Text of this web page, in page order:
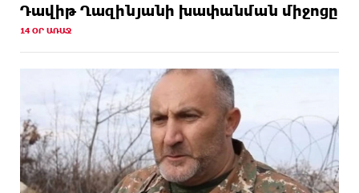
Դավիթ Ղազինյանի խափանման միջոցը
14 ՕՐ ԱՌԱՋ